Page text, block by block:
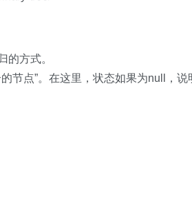
的方式。
节点”。在这里，状态如果为null，